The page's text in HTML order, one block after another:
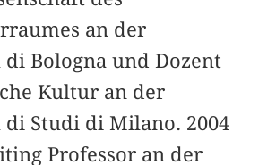
an der
Bologna und Dozent
Kultur an der
Studi di Milano. 2004
Professor an der